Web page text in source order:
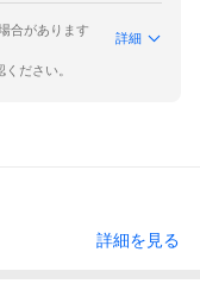
合があります
詳細
ださい。
詳細を見る